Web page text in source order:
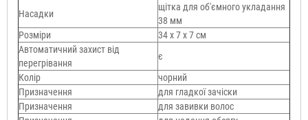
Насадки
щітка для об'ємного укладання
38 мм
Розміри
34 х 7 х 7 см
Автоматичний захист від
перегрівання
є
Колір
чорний
Призначення
для гладкої зачіски
Призначення
для завивки волос